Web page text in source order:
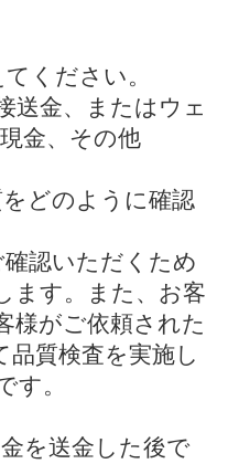
ください。
送金、またはウェ
金、その他
どのように確認
認いただくため
ます。また、お客
様がご依頼された
品質検査を実施し
す。
を送金した後で